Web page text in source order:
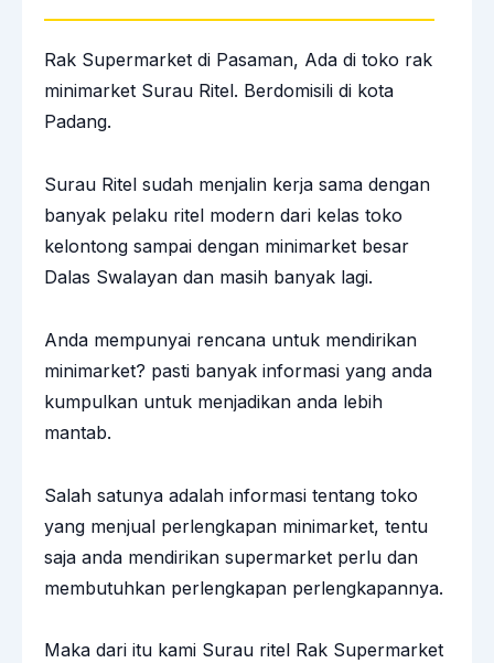
Rak Supermarket di Pasaman, Ada di toko rak
minimarket Surau Ritel. Berdomisili di kota
Padang.
Surau Ritel sudah menjalin kerja sama dengan
banyak pelaku ritel modern dari kelas toko
kelontong sampai dengan minimarket besar
Dalas Swalayan dan masih banyak lagi.
Anda mempunyai rencana untuk mendirikan
minimarket? pasti banyak informasi yang anda
kumpulkan untuk menjadikan anda lebih
mantab.
Salah satunya adalah informasi tentang toko
yang menjual perlengkapan minimarket, tentu
saja anda mendirikan supermarket perlu dan
membutuhkan perlengkapan perlengkapannya.
Maka dari itu kami Surau ritel Rak Supermarket